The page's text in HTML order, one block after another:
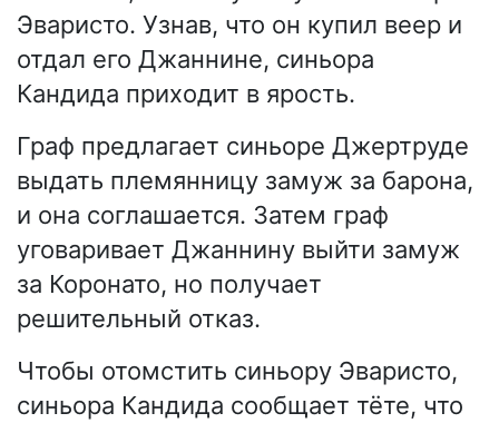
Эваристо. Узнав, что он купил веер и
отдал его Джаннине, синьора
Кандида приходит в ярость.
Граф предлагает синьоре Джертруде
выдать племянницу замуж за барона,
и она соглашается. Затем граф
уговаривает Джаннину выйти замуж
за Коронато, но получает
решительный отказ.
Чтобы отомстить синьору Эваристо,
синьора Кандида сообщает тёте, что